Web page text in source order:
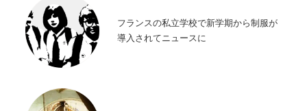
フランスの私立学校で新学期から制服が
導入されてニュースに